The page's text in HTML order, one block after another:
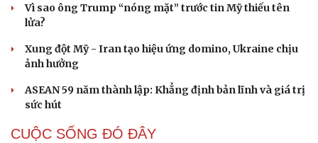
Vì sao ông Trump “nóng mặt” trước tin Mỹ thiếu tên
lửa?
Xung đột Mỹ - Iran tạo hiệu ứng domino, Ukraine chịu
ảnh hưởng
ASEAN 59 năm thành lập: Khẳng định bản lĩnh và giá trị
sức hút
CUỘC SỐNG ĐÓ ĐÂY